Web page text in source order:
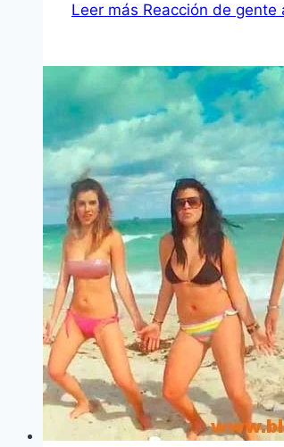
Leer más Reacción de